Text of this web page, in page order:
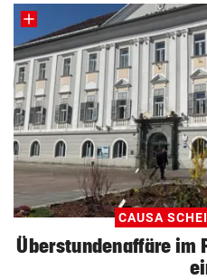
CAUSA
Überstundenaffäre im